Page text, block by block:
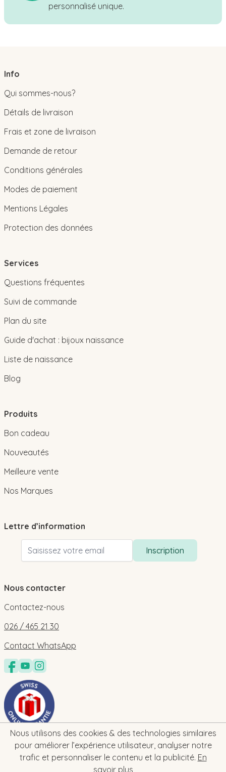
Nous utilisons des cookies & des technologies similaires
pour améliorer l’expérience utilisateur, analyser notre
trafic et personnaliser le contenu et la publicité. En
savoir plus
personnalisé unique.
Info
Qui sommes-nous?
Détails de livraison
Frais et zone de livraison
Demande de retour
Conditions générales
Modes de paiement
Mentions Légales
Protection des données
Services
Questions fréquentes
Suivi de commande
Plan du site
Guide d'achat : bijoux naissance
Liste de naissance
Blog
Produits
Bon cadeau
Nouveautés
Meilleure vente
Nos Marques
Lettre d’information
Adresse email
Inscription
Nous contacter
Contactez-nous
026 / 465 21 30
Contact WhatsApp